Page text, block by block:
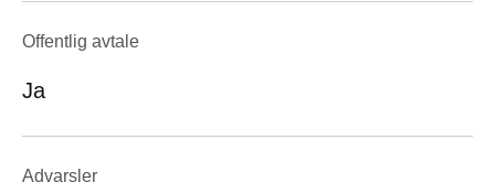
Offentlig avtale
Ja
Advarsler